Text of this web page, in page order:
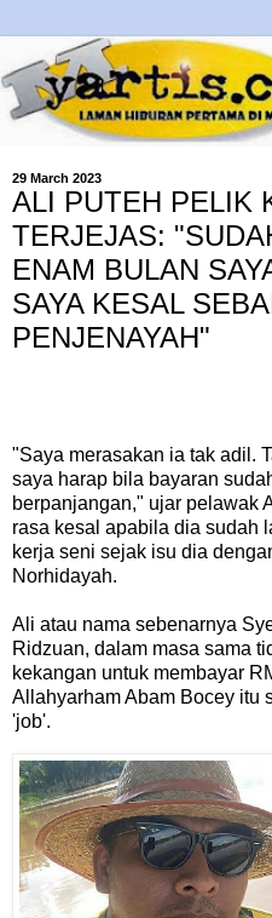
29 March 2023
ALI PUTEH PELIK
TERJEJAS:
ENAM BULAN
SAYA KESAL
PENJENAYAH"
"Saya merasakan ia tak adil.
saya harap bila bayaran
berpanjangan," ujar pelawak
rasa kesal apabila dia sudah
kerja seni sejak isu dia
Norhidayah.
Ali atau nama sebenarnya
Ridzuan, dalam masa sama
kekangan untuk membayar
Allahyarham Abam Bocey itu
'job'.